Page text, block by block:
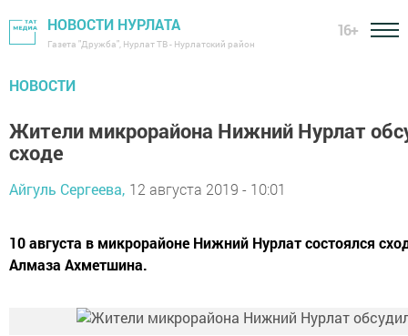
НОВОСТИ НУРЛАТА
Газета "Дружба", Нурлат ТВ - Нурлатский район
16+
НОВОСТИ
Жители микрорайона Нижний Нурлат
сходе
Айгуль Сергеева, 12 августа 2019 - 10:01
10 августа в микрорайоне Нижний Нурлат состоялся
Алмаза Ахметшина.